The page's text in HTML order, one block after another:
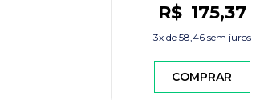
R$ 175,37
3x de 58,46sem juros
COMPRAR